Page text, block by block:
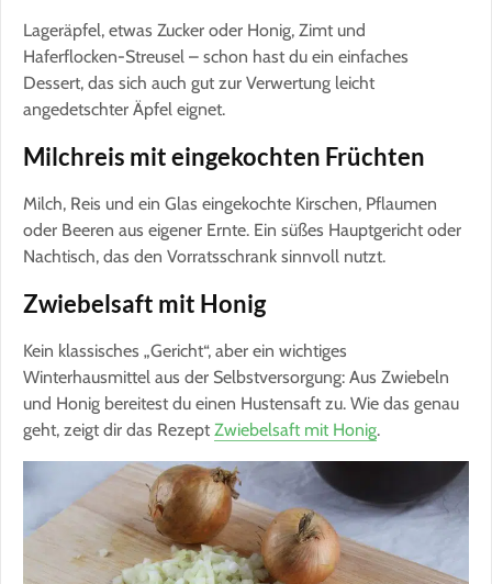
Lageräpfel, etwas Zucker oder Honig, Zimt und
Haferflocken-Streusel – schon hast du ein einfaches
Dessert, das sich auch gut zur Verwertung leicht
angedetschter Äpfel eignet.
Milchreis mit eingekochten Früchten
Milch, Reis und ein Glas eingekochte Kirschen, Pflaumen
oder Beeren aus eigener Ernte. Ein süßes Hauptgericht oder
Nachtisch, das den Vorratsschrank sinnvoll nutzt.
Zwiebelsaft mit Honig
Kein klassisches „Gericht“, aber ein wichtiges
Winterhausmittel aus der Selbstversorgung: Aus Zwiebeln
und Honig bereitest du einen Hustensaft zu. Wie das genau
geht, zeigt dir das Rezept Zwiebelsaft mit Honig.